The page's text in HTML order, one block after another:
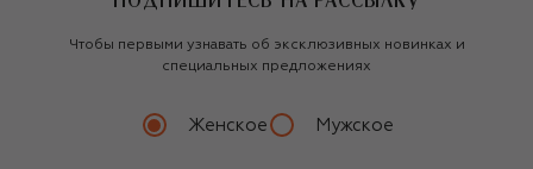
Чтобы первыми узнавать об эксклюзивных новинках и
специальных предложениях
Женское Мужское